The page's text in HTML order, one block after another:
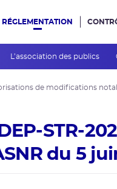
dans le site
RÉGLEMENTATION
L’association des publics
de modifications
STR-
du 5